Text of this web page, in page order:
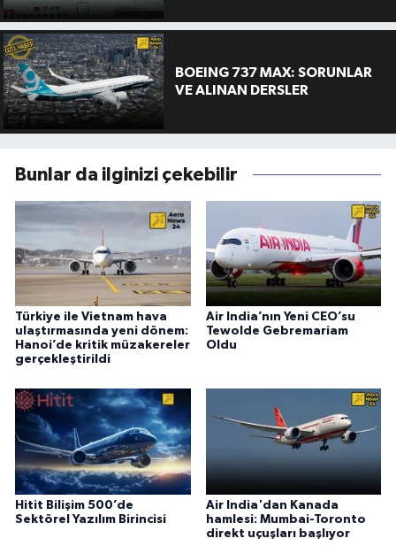
BOEING 737 MAX: SORUNLAR
VE ALINAN DERSLER
Bunlar da ilginizi çekebilir
Türkiye ile Vietnam hava
ulaştırmasında yeni dönem:
Hanoi’de kritik müzakereler
gerçekleştirildi
Air India’nın Yeni CEO’su
Tewolde Gebremariam
Oldu
Hitit Bilişim 500’de
Sektörel Yazılım Birincisi
Air India'dan Kanada
hamlesi: Mumbai-Toronto
direkt uçuşları başlıyor